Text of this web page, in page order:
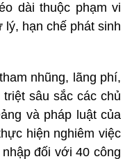
dài thuộc phạm vi
hạn chế phát sinh
nhũng, lãng phí,
sâu sắc các chủ
và pháp luật của
hiện nghiêm việc
đối với 40 công